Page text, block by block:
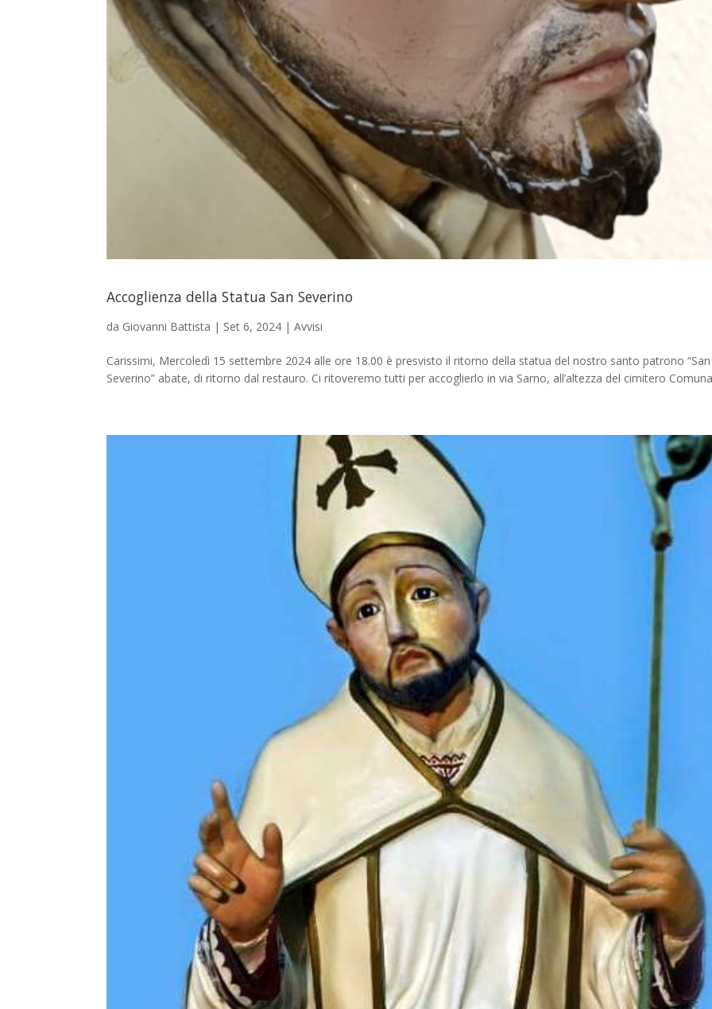
Accoglienza della Statua San Severino
da Giovanni Battista | Set 6, 2024 |Avvisi
Carissimi, Mercoledì 15 settembre 2024 alle ore 18.00 è presvisto il ritorno della statua del nostro santo patrono “San
Severino” abate, di ritorno dal restauro. Ci ritoveremo tutti per accoglierlo in via Sarno, all’altezza del cimitero